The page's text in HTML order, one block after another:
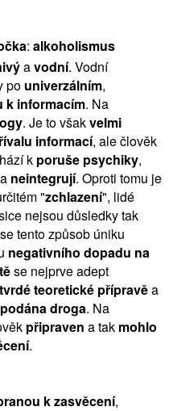
: alkoholismus
avodní. Vodní
po univerzálním,
k informacím. Na
. Je to všakvelmi
informací, ale člověk
k poruše psychiky,
neintegrují. Oproti tomu je
"zchlazení", lidé
nejsou důsledky tak
tento způsob úniku
negativního dopadu na
se nejprve adept
tvrdé teoretické přípravěa
droga. Na
připraven a tak mohlo
.
k zasvěcení,